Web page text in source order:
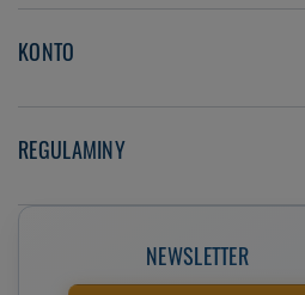
KONTO
REGULAMINY
NEWSLETTER